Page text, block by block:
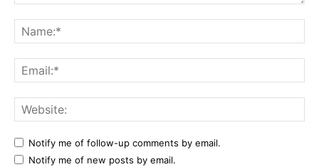
Notify me of follow-up comments by email.
Notify me of new posts by email.